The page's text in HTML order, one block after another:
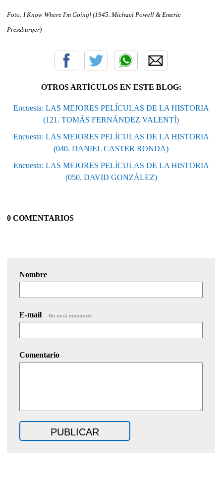
Foto: I Know Where I'm Going! (1945. Michael Powell & Emeric
Pressburger)
OTROS ARTÍCULOS EN ESTE BLOG:
Encuesta: LAS MEJORES PELÍCULAS DE LA HISTORIA
(121. TOMÁS FERNÁNDEZ VALENTÍ)
Encuesta: LAS MEJORES PELÍCULAS DE LA HISTORIA
(040. DANIEL CASTER RONDA)
Encuesta: LAS MEJORES PELÍCULAS DE LA HISTORIA
(050. DAVID GONZÁLEZ)
0 COMENTARIOS
Nombre
E-mail No será mostrado.
Comentario